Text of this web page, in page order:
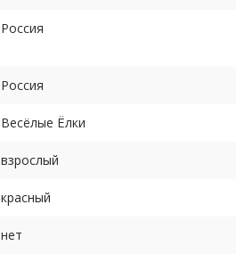
Россия
Россия
Весёлые Ёлки
взрослый
красный
нет